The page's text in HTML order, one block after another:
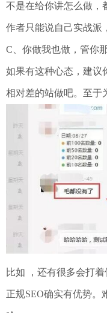
不是在给你讲怎么做，
作者只能说自己实战派
C、你做我也做，管你
如果有这种心态，建议
相对差的站做吧。至于
比如 ，还有很多会打
正规SEO确实有优势。